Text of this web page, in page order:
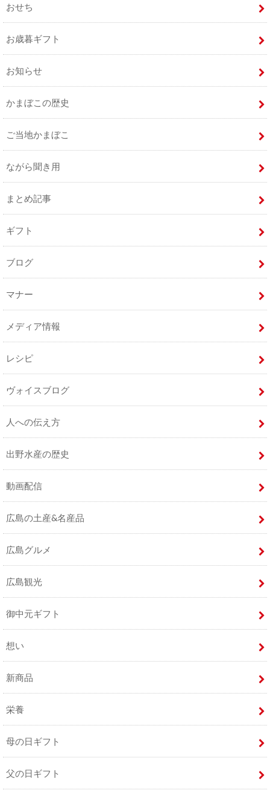
おせち
お歳暮ギフト
お知らせ
かまぼこの歴史
ご当地かまぼこ
ながら聞き用
まとめ記事
ギフト
ブログ
マナー
メディア情報
レシピ
ヴォイスブログ
人への伝え方
出野水産の歴史
動画配信
広島の土産&名産品
広島グルメ
広島観光
御中元ギフト
想い
新商品
栄養
母の日ギフト
父の日ギフト